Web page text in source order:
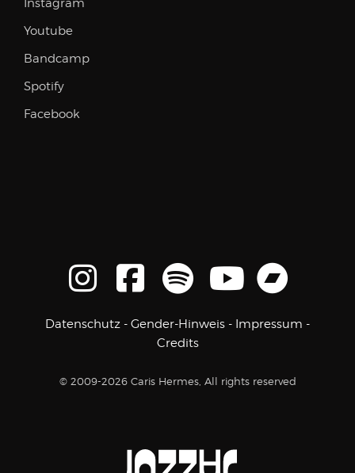
Instagram
Youtube
Bandcamp
Spotify
Facebook
Datenschutz - Gender-Hinweis - Impressum -
Credits
© 2009-2026 Caris Hermes, All rights reserved